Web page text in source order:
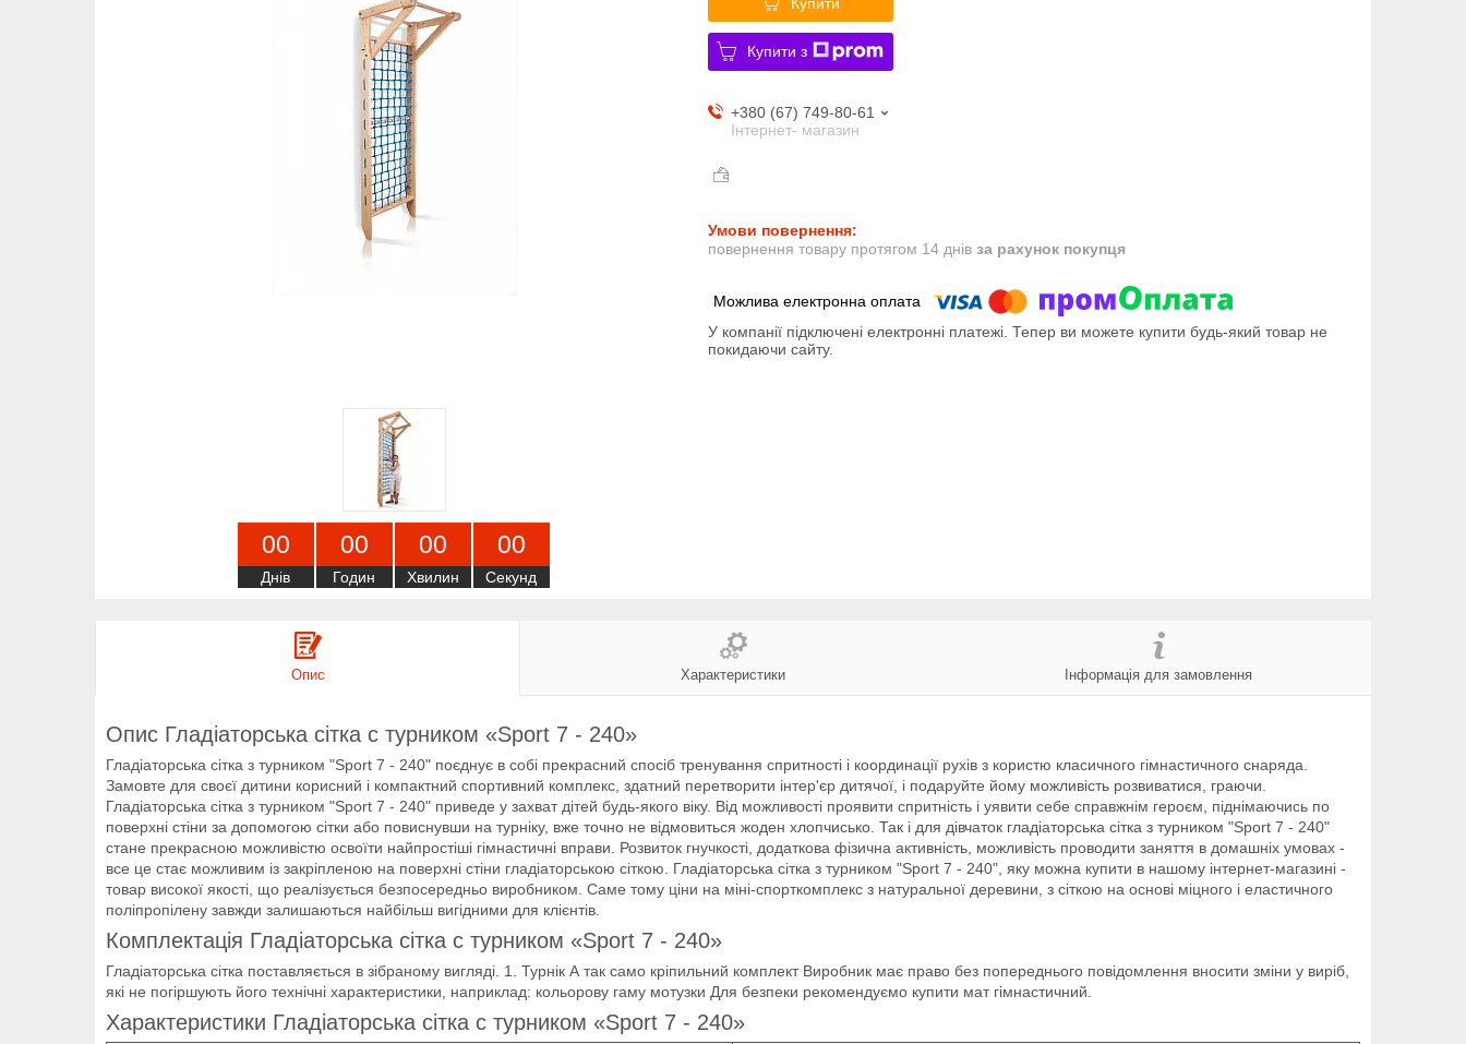
00
Днів
00
Годин
00
Хвилин
00
Секунд
Купити з
+380 (67) 749-80-61
Інтернет- магазин
повернення товару протягом 14 днів за рахунок покупця
У компанії підключені електронні платежі. Тепер ви можете купити будь-який товар не
покидаючи сайту.
Опис Характеристики Інформація для замовлення
Опис Гладіаторська сітка c турником «Sport 7 - 240»
Гладіаторська сітка з турником "Sport 7 - 240" поєднує в собі прекрасний спосіб тренування спритності і координації рухів з користю класичного гімнастичного снаряда.
Замовте для своєї дитини корисний і компактний спортивний комплекс, здатний перетворити інтер'єр дитячої, і подаруйте йому можливість розвиватися, граючи.
Гладіаторська сітка з турником "Sport 7 - 240" приведе у захват дітей будь-якого віку. Від можливості проявити спритність і уявити себе справжнім героєм, піднімаючись по
поверхні стіни за допомогою сітки або повиснувши на турніку, вже точно не відмовиться жоден хлопчисько. Так і для дівчаток гладіаторська сітка з турником "Sport 7 - 240"
стане прекрасною можливістю освоїти найпростіші гімнастичні вправи. Розвиток гнучкості, додаткова фізична активність, можливість проводити заняття в домашніх умовах -
все це стає можливим із закріпленою на поверхні стіни гладіаторською сіткою. Гладіаторська сітка з турником "Sport 7 - 240", яку можна купити в нашому інтернет-магазині -
товар високої якості, що реалізується безпосередньо виробником. Саме тому ціни на міні-спорткомплекс з натуральної деревини, з сіткою на основі міцного і еластичного
поліпропілену завжди залишаються найбільш вигідними для клієнтів.
Комплектація Гладіаторська сітка c турником «Sport 7 - 240»
Гладіаторська сітка поставляється в зібраному вигляді. 1. Турнік А так само кріпильний комплект Виробник має право без попереднього повідомлення вносити зміни у виріб,
які не погіршують його технічні характеристики, наприклад: кольорову гаму мотузки Для безпеки рекомендуємо купити мат гімнастичний.
Характеристики Гладіаторська сітка c турником «Sport 7 - 240»